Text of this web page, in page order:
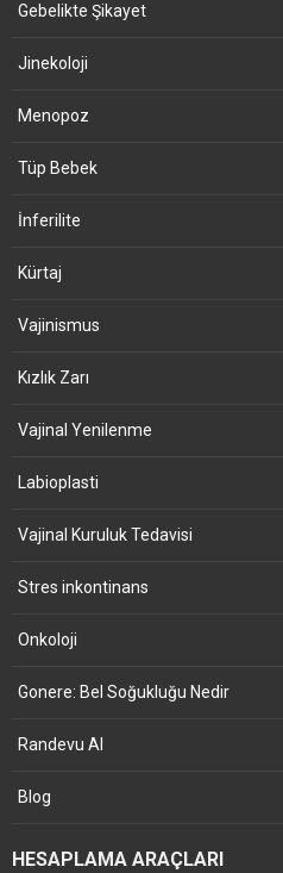
Gebelikte Şikayet
Jinekoloji
Menopoz
Tüp Bebek
İnferilite
Kürtaj
Vajinismus
Kızlık Zarı
Vajinal Yenilenme
Labioplasti
Vajinal Kuruluk Tedavisi
Stres inkontinans
Onkoloji
Gonere: Bel Soğukluğu Nedir
Randevu Al
Blog
HESAPLAMA ARAÇLARI